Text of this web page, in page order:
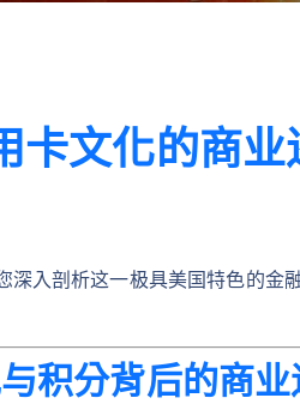
卡文化的商业
入剖析这一极具美国特色的金
积分背后的商